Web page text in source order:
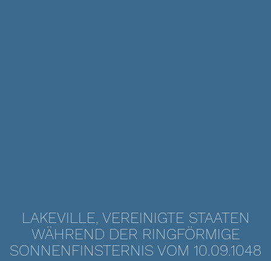
LAKEVILLE, VEREINIGTE STAATEN
WÄHREND DER RINGFÖRMIGE
SONNENFINSTERNIS VOM 10.09.1048